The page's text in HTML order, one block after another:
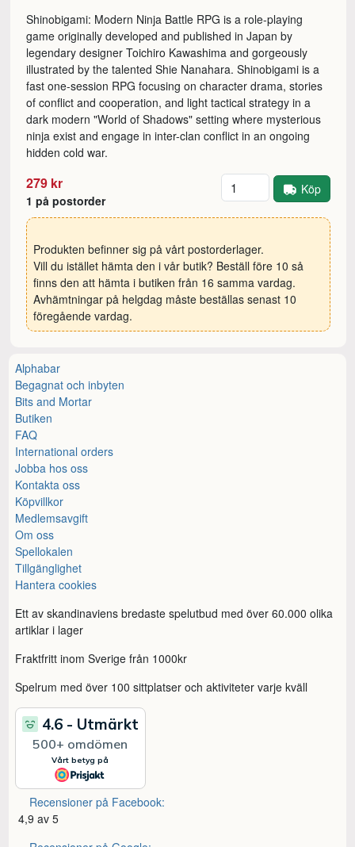
Shinobigami: Modern Ninja Battle RPG is a role-playing
game originally developed and published in Japan by
legendary designer Toichiro Kawashima and gorgeously
illustrated by the talented Shie Nanahara. Shinobigami is a
fast one-session RPG focusing on character drama, stories
of conflict and cooperation, and light tactical strategy in a
dark modern "World of Shadows" setting where mysterious
ninja exist and engage in inter-clan conflict in an ongoing
hidden cold war.
279 kr
1 på postorder
Antal Köp
Produkten befinner sig på vårt postorderlager.
Vill du istället hämta den i vår butik? Beställ före 10 så
finns den att hämta i butiken från 16 samma vardag.
Avhämtningar på helgdag måste beställas senast 10
föregående vardag.
Alphabar
Begagnat och inbyten
Bits and Mortar
Butiken
FAQ
International orders
Jobba hos oss
Kontakta oss
Köpvillkor
Medlemsavgift
Om oss
Spellokalen
Tillgänglighet
Hantera cookies
Ett av skandinaviens bredaste spelutbud med över 60.000 olika
artiklar i lager
Fraktfritt inom Sverige från 1000kr
Spelrum med över 100 sittplatser och aktiviteter varje kväll
Recensioner på Facebook:
4,9 av 5